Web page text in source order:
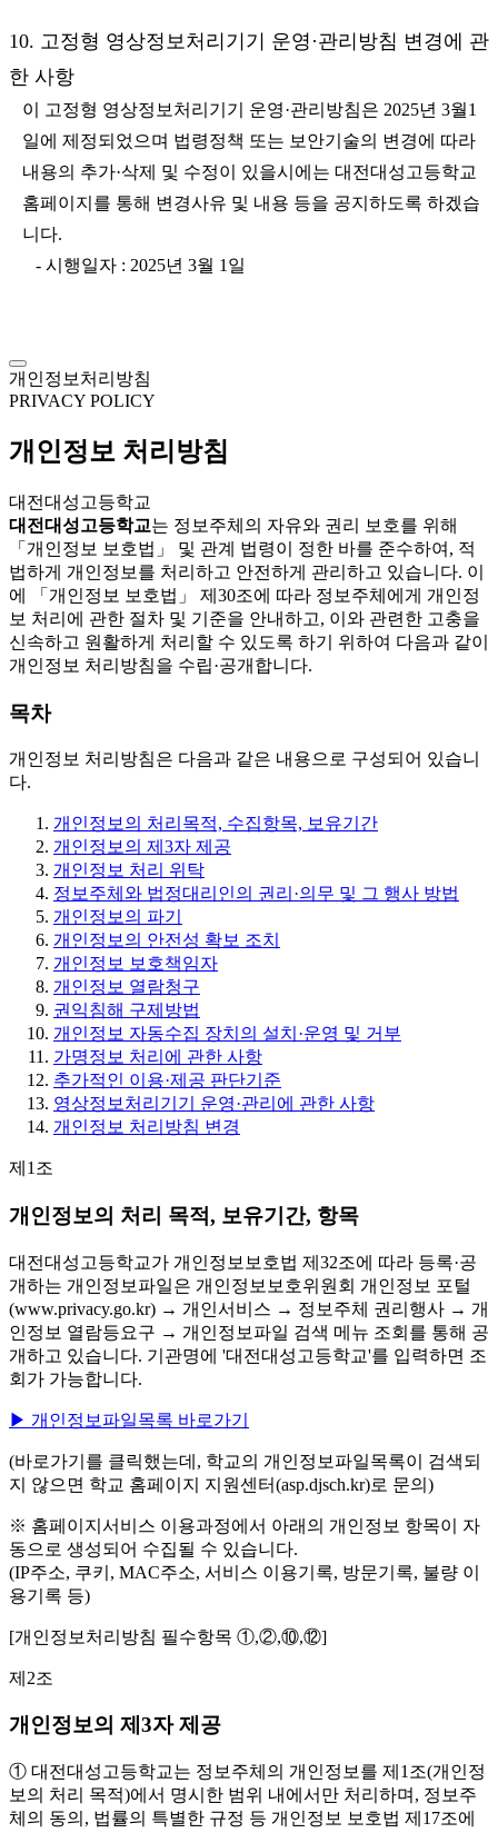
10. 고정형 영상정보처리기기 운영·관리방침 변경에 관
한 사항
이 고정형 영상정보처리기기 운영·관리방침은 2025년 3월1
일에 제정되었으며 법령정책 또는 보안기술의 변경에 따라
내용의 추가·삭제 및 수정이 있을시에는 대전대성고등학교
홈페이지를 통해 변경사유 및 내용 등을 공지하도록 하겠습
니다.
- 시행일자 : 2025년 3월 1일
개인정보처리방침
PRIVACY POLICY
개인정보 처리방침
대전대성고등학교
대전대성고등학교는 정보주체의 자유와 권리 보호를 위해
「개인정보 보호법」 및 관계 법령이 정한 바를 준수하여, 적
법하게 개인정보를 처리하고 안전하게 관리하고 있습니다. 이
에 「개인정보 보호법」 제30조에 따라 정보주체에게 개인정
보 처리에 관한 절차 및 기준을 안내하고, 이와 관련한 고충을
신속하고 원활하게 처리할 수 있도록 하기 위하여 다음과 같이
개인정보 처리방침을 수립·공개합니다.
목차
개인정보 처리방침은 다음과 같은 내용으로 구성되어 있습니
다.
개인정보의 처리목적, 수집항목, 보유기간
개인정보의 제3자 제공
개인정보 처리 위탁
정보주체와 법정대리인의 권리·의무 및 그 행사 방법
개인정보의 파기
개인정보의 안전성 확보 조치
개인정보 보호책임자
개인정보 열람청구
권익침해 구제방법
개인정보 자동수집 장치의 설치·운영 및 거부
가명정보 처리에 관한 사항
추가적인 이용·제공 판단기준
영상정보처리기기 운영·관리에 관한 사항
개인정보 처리방침 변경
제1조
개인정보의 처리 목적, 보유기간, 항목
대전대성고등학교가 개인정보보호법 제32조에 따라 등록·공
개하는 개인정보파일은 개인정보보호위원회 개인정보 포털
(www.privacy.go.kr) → 개인서비스 → 정보주체 권리행사 → 개
인정보 열람등요구 → 개인정보파일 검색 메뉴 조회를 통해 공
개하고 있습니다. 기관명에 '대전대성고등학교'를 입력하면 조
회가 가능합니다.
▶ 개인정보파일목록 바로가기
(바로가기를 클릭했는데, 학교의 개인정보파일목록이 검색되
지 않으면 학교 홈페이지 지원센터(asp.djsch.kr)로 문의)
※ 홈페이지서비스 이용과정에서 아래의 개인정보 항목이 자
동으로 생성되어 수집될 수 있습니다.
(IP주소, 쿠키, MAC주소, 서비스 이용기록, 방문기록, 불량 이
용기록 등)
[개인정보처리방침 필수항목 ①,②,⑩,⑫]
제2조
개인정보의 제3자 제공
① 대전대성고등학교는 정보주체의 개인정보를 제1조(개인정
보의 처리 목적)에서 명시한 범위 내에서만 처리하며, 정보주
체의 동의, 법률의 특별한 규정 등 개인정보 보호법 제17조에